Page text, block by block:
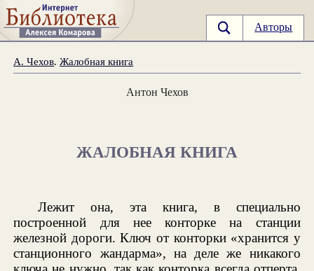
Авторы
А. Чехов.Жалобная книга
Антон Чехов
ЖАЛОБНАЯ КНИГА
Лежит она, эта книга, в специально
построенной для нее конторке на станции
железной дороги. Ключ от конторки «хранится у
станционного жандарма», на деле же никакого